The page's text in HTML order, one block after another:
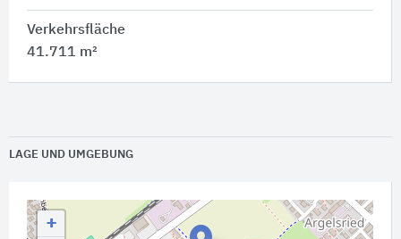
Verkehrsfläche
41.711 m²
LAGE UND UMGEBUNG
+